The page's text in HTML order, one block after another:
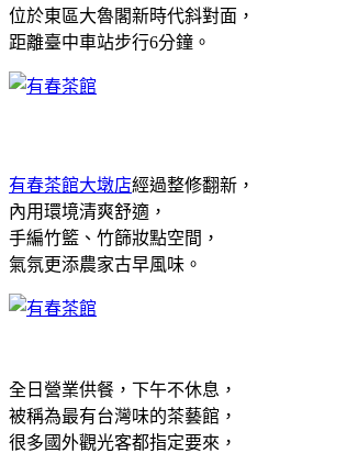
位於東區大魯閣新時代斜對面，
距離臺中車站步行6分鐘。
有春茶館大墩店經過整修翻新，
內用環境清爽舒適，
手編竹籃、竹篩妝點空間，
氣氛更添農家古早風味。
全日營業供餐，下午不休息，
被稱為最有台灣味的茶藝館，
很多國外觀光客都指定要來，